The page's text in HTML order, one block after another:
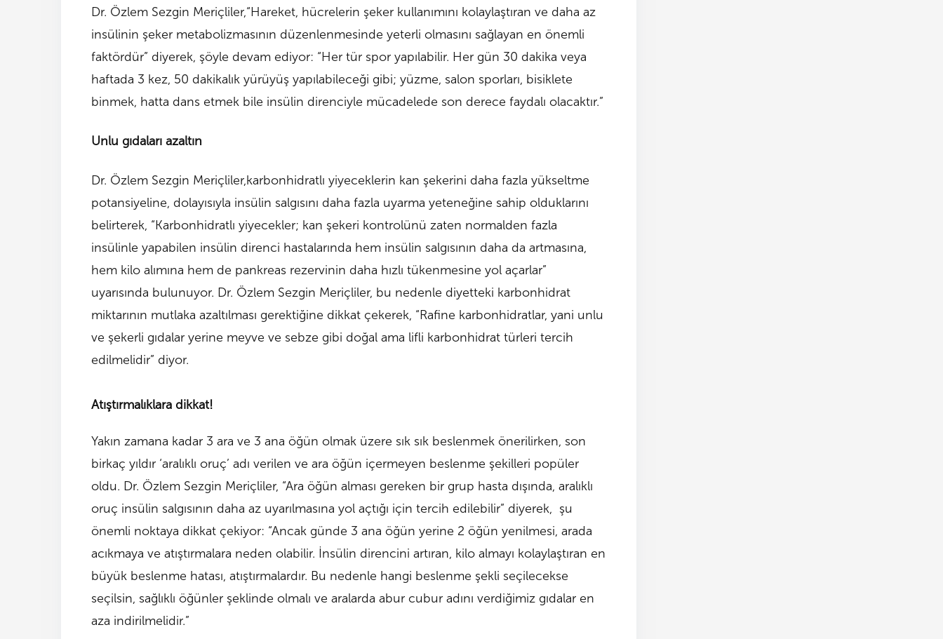
Dr. Özlem Sezgin Meriçliler,“Hareket, hücrelerin şeker kullanımını kolaylaştıran ve daha az
insülinin şeker metabolizmasının düzenlenmesinde yeterli olmasını sağlayan en önemli
faktördür” diyerek, şöyle devam ediyor: “Her tür spor yapılabilir. Her gün 30 dakika veya
haftada 3 kez, 50 dakikalık yürüyüş yapılabileceği gibi; yüzme, salon sporları, bisiklete
binmek, hatta dans etmek bile insülin direnciyle mücadelede son derece faydalı olacaktır.”
Unlu gıdaları azaltın
Dr. Özlem Sezgin Meriçliler,karbonhidratlı yiyeceklerin kan şekerini daha fazla yükseltme
potansiyeline, dolayısıyla insülin salgısını daha fazla uyarma yeteneğine sahip olduklarını
belirterek, “Karbonhidratlı yiyecekler; kan şekeri kontrolünü zaten normalden fazla
insülinle yapabilen insülin direnci hastalarında hem insülin salgısının daha da artmasına,
hem kilo alımına hem de pankreas rezervinin daha hızlı tükenmesine yol açarlar”
uyarısında bulunuyor. Dr. Özlem Sezgin Meriçliler, bu nedenle diyetteki karbonhidrat
miktarının mutlaka azaltılması gerektiğine dikkat çekerek, “Rafine karbonhidratlar, yani unlu
ve şekerli gıdalar yerine meyve ve sebze gibi doğal ama lifli karbonhidrat türleri tercih
edilmelidir” diyor.
Atıştırmalıklara dikkat!
Yakın zamana kadar 3 ara ve 3 ana öğün olmak üzere sık sık beslenmek önerilirken, son
birkaç yıldır ‘aralıklı oruç’ adı verilen ve ara öğün içermeyen beslenme şekilleri popüler
oldu. Dr. Özlem Sezgin Meriçliler, “Ara öğün alması gereken bir grup hasta dışında, aralıklı
oruç insülin salgısının daha az uyarılmasına yol açtığı için tercih edilebilir” diyerek, şu
önemli noktaya dikkat çekiyor: “Ancak günde 3 ana öğün yerine 2 öğün yenilmesi, arada
acıkmaya ve atıştırmalara neden olabilir. İnsülin direncini artıran, kilo almayı kolaylaştıran en
büyük beslenme hatası, atıştırmalardır. Bu nedenle hangi beslenme şekli seçilecekse
seçilsin, sağlıklı öğünler şeklinde olmalı ve aralarda abur cubur adını verdiğimiz gıdalar en
aza indirilmelidir.”